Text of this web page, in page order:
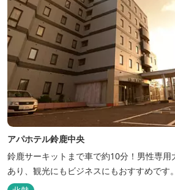
アパホテル鈴鹿中央
鈴鹿サーキットまで車で約10分！男性専
あり、観光にもビジネスにもおすすめです。